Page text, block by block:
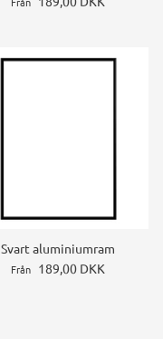
Svart aluminiumram
Från 189,00 DKK